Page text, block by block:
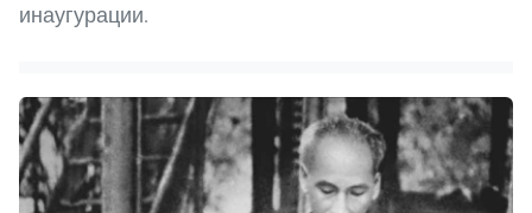
инаугурации.